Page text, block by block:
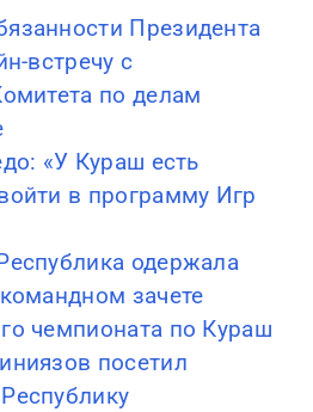
Президента
встречу с
по делам
«У Кураш есть
в программу Игр
одержала
зачете
чемпионата по Кураш
посетил